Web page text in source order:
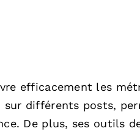
efficacement les
sur différents posts,
De plus, ses outils